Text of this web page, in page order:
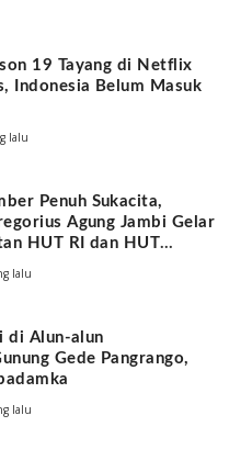
19 Tayang di Netflix
Indonesia Belum Masuk
lalu
Penuh Sukacita,
Agung Jambi Gelar
HUT RI dan HUT
lalu
di Alun-alun
Gede Pangrango,
lalu